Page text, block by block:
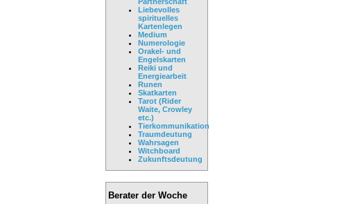
Liebevolles
spirituelles
Kartenlegen
Medium
Numerologie
Orakel- und
Engelskarten
Reiki und
Energiearbeit
Runen
Skatkarten
Tarot (Rider
Waite, Crowley
etc.)
Tierkommunikation
Traumdeutung
Wahrsagen
Witchboard
Zukunftsdeutung
Berater der Woche